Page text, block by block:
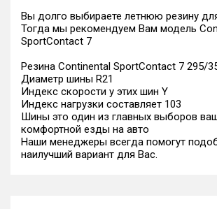
Вы долго выбираете летнюю резину
Тогда мы рекомендуем Вам модель
SportContact 7
Резина Continental SportContact 7 295/
Диаметр шины R21
Индекс скорости у этих шин Y
Индекс нагрузки составляет 103
Шины это один из главных выборов
комфортной езды на авто
Наши менеджеры всегда помогут
наилучший вариант для Вас.